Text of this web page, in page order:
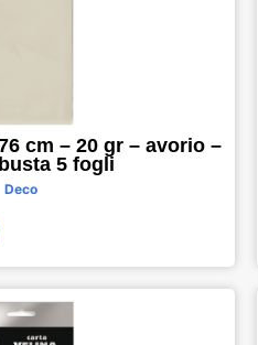
cm – 20 gr – avorio –
5 fogli
Deco